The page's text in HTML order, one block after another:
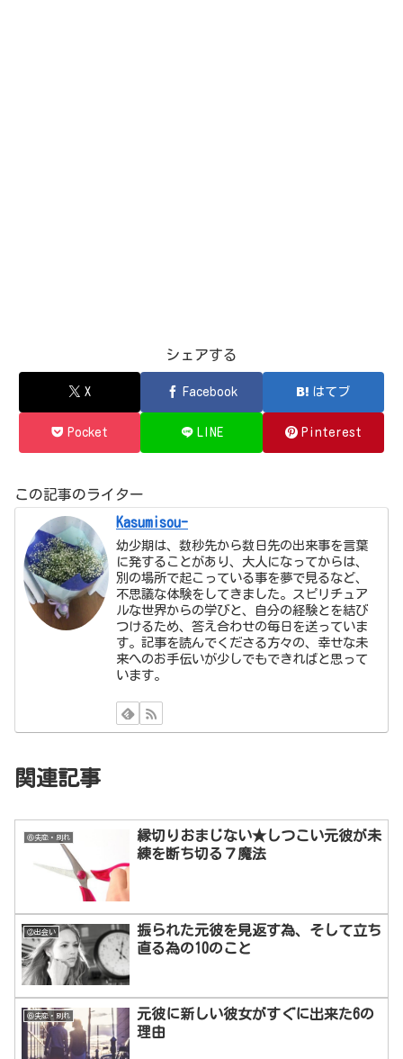
シェアする
X Facebook はてブ
Pocket LINE Pinterest
この記事のライター
Kasumisou-
幼少期は、数秒先から数日先の出来事を言葉
に発することがあり、大人になってからは、
別の場所で起こっている事を夢で見るなど、
不思議な体験をしてきました。スピリチュア
ルな世界からの学びと、自分の経験とを結び
つけるため、答え合わせの毎日を送っていま
す。記事を読んでくださる方々の、幸せな未
来へのお手伝いが少しでもできればと思って
います。
関連記事
⑥失恋・別れ
縁切りおまじない★しつこい元彼が未
練を断ち切る７魔法
②出会い
振られた元彼を見返す為、そして立ち
直る為の10のこと
⑥失恋・別れ
元彼に新しい彼女がすぐに出来た6の
理由